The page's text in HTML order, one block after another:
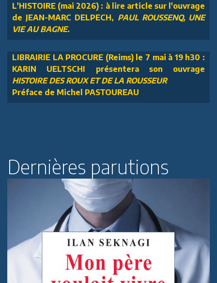
L'HISTOIRE (mai 2026) : à lire article sur l'ouvrage
de JEAN-MARC DELPECH, PAUL ROUSSENQ, UNE
VIE AU BAGNE.
LIBRAIRIE LA PROCURE (Reims) le 7 mai à 19 h30 :
KARIN UELTSCHI présentera son ouvrage
HISTOIRE DES ROUX ET DE LA ROUSSEUR
Préface de Michel PASTOUREAU
Dernières parutions